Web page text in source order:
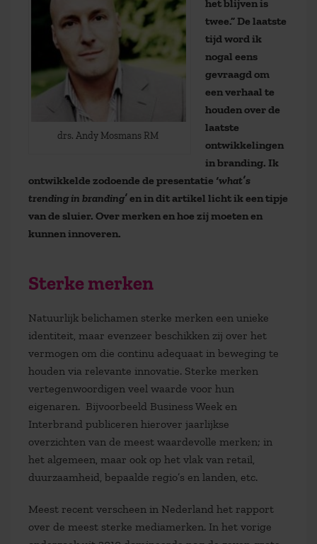
drs. Andy Mosmans RM
het blijven is
twee.” De laatste
tijd word ik
nogal eens
gevraagd om
een verhaal te
houden over de
laatste
ontwikkelingen
in branding. Ik
ontwikkelde zodoende de presentatie ‘what’s
trending in branding’en in dit artikel licht ik een tipje
van de sluier. Over merken en hoe zij moeten en
kunnen innoveren.
Sterke merken
Natuurlijk belichamen sterke merken een unieke
identiteit, maar evenzeer beschikken zij over het
vermogen om die continu adequaat in beweging te
houden via relevante innovatie. Sterke merken
vertegenwoordigen veel waarde voor hun
eigenaren. Bijvoorbeeld Business Week en
Interbrand publiceren hierover jaarlijkse
overzichten van de meest waardevolle merken; in
het algemeen, maar ook op het vlak van retail,
duurzaamheid, bepaalde regio’s en landen, etc.
Meest recent verscheen in Nederland het rapport
over de meest sterke mediamerken. In het vorige